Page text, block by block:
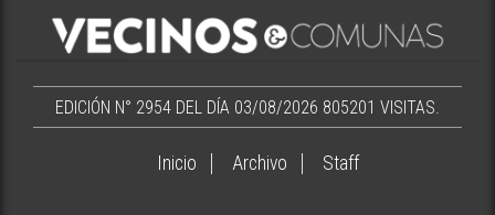
EDICIÓN N° 2954 DEL DÍA 03/08/2026 805201 VISITAS.
Inicio Archivo Staff